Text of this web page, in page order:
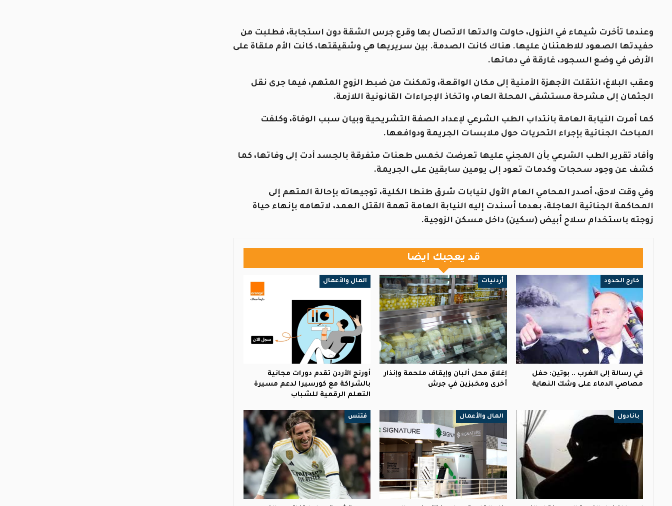
وعندما تأخرت شيماء في النزول، حاولت والدتها الاتصال بها وقرع جرس الشقة دون استجابة، فطلبت من
حفيدتها الصعود للاطمئنان عليها. هناك كانت الصدمة. بين سريريها هي وشقيقتها، كانت الأم ملقاة على
الأرض في وضع السجود، غارقة في دمائها.
وعقب البلاغ، انتقلت الأجهزة الأمنية إلى مكان الواقعة، وتمكنت من ضبط الزوج المتهم، فيما جرى نقل
الجثمان إلى مشرحة مستشفى المحلة العام، واتخاذ الإجراءات القانونية اللازمة.
كما أمرت النيابة العامة بانتداب الطب الشرعي لإعداد الصفة التشريحية وبيان سبب الوفاة، وكلفت
المباحث الجنائية بإجراء التحريات حول ملابسات الجريمة ودوافعها.
وأفاد تقرير الطب الشرعي بأن المجني عليها تعرضت لخمس طعنات متفرقة بالجسد أدت إلى وفاتها، كما
كشف عن وجود سحجات وكدمات تعود إلى يومين سابقين على الجريمة.
وفي وقت لاحق، أصدر المحامي العام الأول لنيابات شرق طنطا الكلية، توجيهاته بإحالة المتهم إلى
المحاكمة الجنائية العاجلة، بعدما أسندت إليه النيابة العامة تهمة القتل العمد، لاتهامه بإنهاء حياة
زوجته باستخدام سلاح أبيض (سكين) داخل مسكن الزوجية.
قد يعجبك ايضا
خارج الحدود
في رسالة إلى الغرب .. بوتين: حفل
مصاصي الدماء على وشك النهاية
أردنيات
إغلاق محل ألبان وإيقاف ملحمة وإنذار
أخرى ومخبزين في جرش
المال والأعمال
أورنج الأردن تقدم دورات مجانية
بالشراكة مع كورسيرا لدعم مسيرة
التعلم الرقمية للشباب
بانادول المال والأعمال فتنس